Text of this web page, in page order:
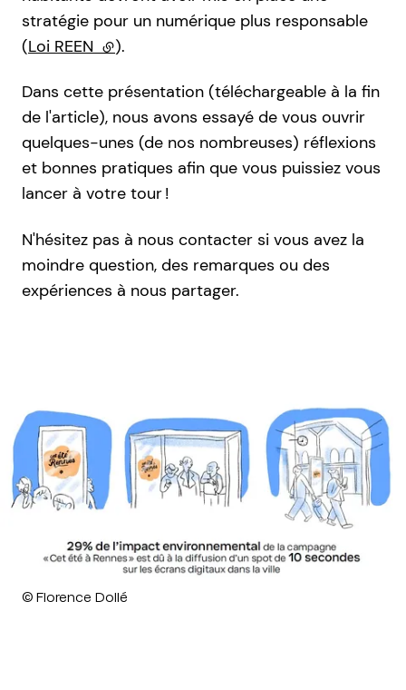
stratégie pour un numérique plus responsable
(Loi REEN (lien externe)
).
Dans cette présentation (téléchargeable à la fin
de l'article), nous avons essayé de vous ouvrir
quelques-unes (de nos nombreuses) réflexions
et bonnes pratiques afin que vous puissiez vous
lancer à votre tour !
N'hésitez pas à nous contacter si vous avez la
moindre question, des remarques ou des
expériences à nous partager.
Droits réservés :
© Florence Dollé